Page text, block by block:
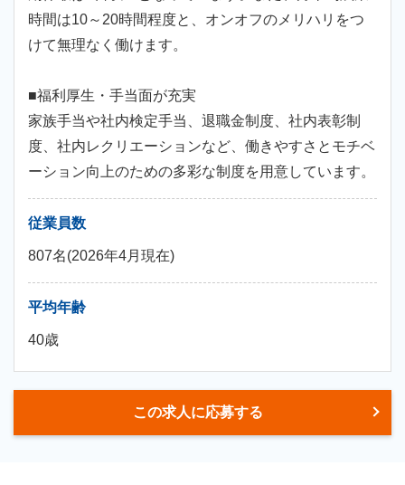
時間は10～20時間程度と、オンオフのメリハリをつ
けて無理なく働けます。
■福利厚生・手当面が充実
家族手当や社内検定手当、退職金制度、社内表彰制
度、社内レクリエーションなど、働きやすさとモチベ
ーション向上のための多彩な制度を用意しています。
従業員数
807名(2026年4月現在)
平均年齢
40歳
この求人に応募する